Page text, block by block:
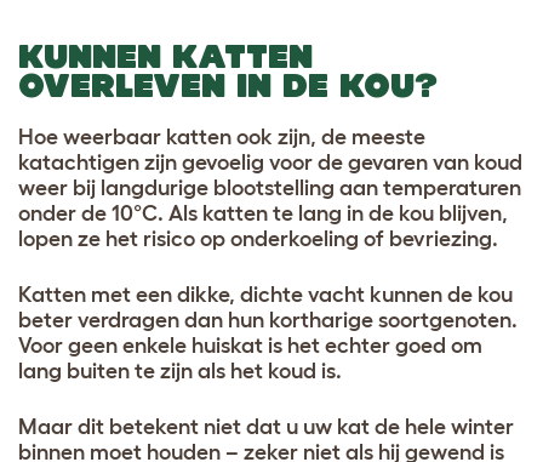
KUNNEN KATTEN
OVERLEVEN IN DE KOU?
Hoe weerbaar katten ook zijn, de meeste
katachtigen zijn gevoelig voor de gevaren van koud
weer bij langdurige blootstelling aan temperaturen
onder de 10°C. Als katten te lang in de kou blijven,
lopen ze het risico op onderkoeling of bevriezing.
Katten met een dikke, dichte vacht kunnen de kou
beter verdragen dan hun kortharige soortgenoten.
Voor geen enkele huiskat is het echter goed om
lang buiten te zijn als het koud is.
Maar dit betekent niet dat u uw kat de hele winter
binnen moet houden – zeker niet als hij gewend is